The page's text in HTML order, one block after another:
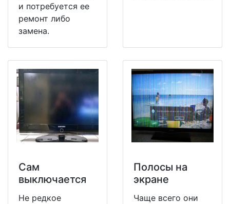
и потребуется ее
ремонт либо
замена.
Сам
выключается
Не редкое
Полосы на
экране
Чаще всего они